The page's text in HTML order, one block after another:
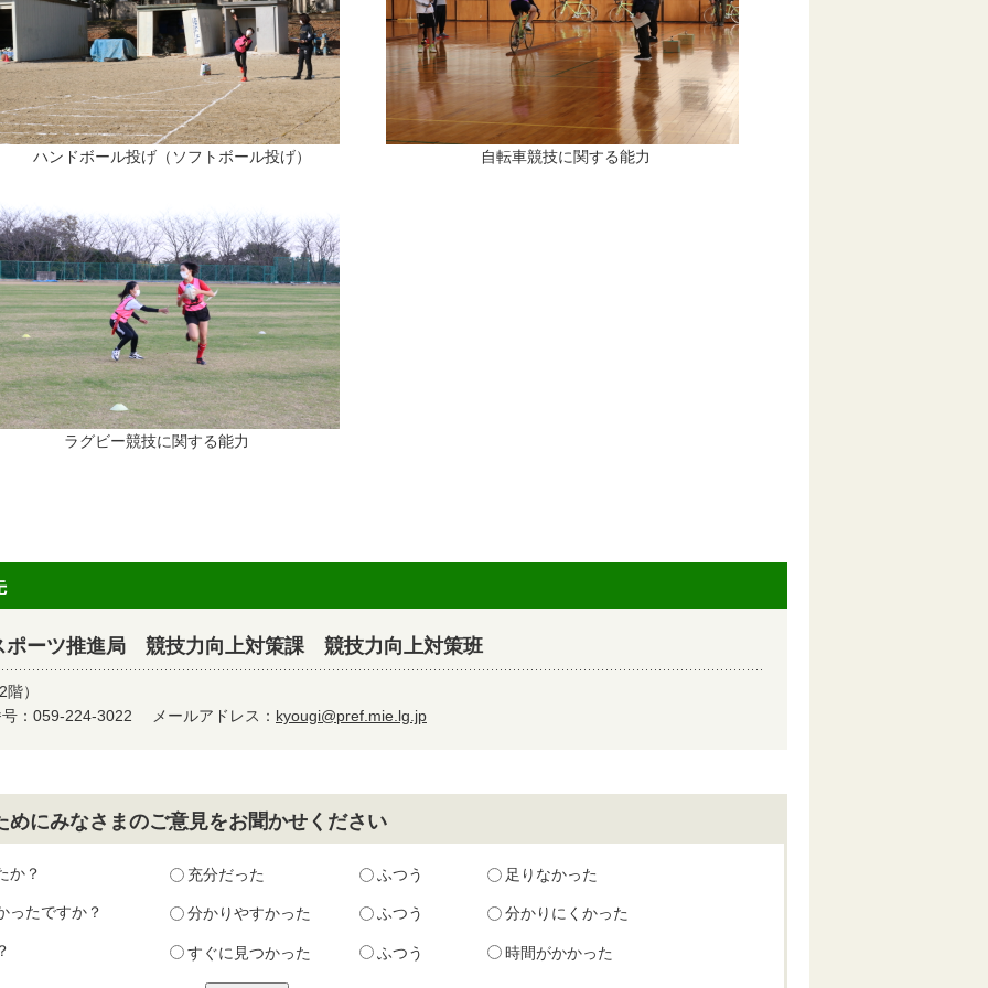
ドボール投げ（ソフトボール投げ） 自転車競技に関する能力
ビー競技に関する能力
ーツ推進局 競技力向上対策課 競技力向上対策班
）
：059-224-3022
メールアドレス： kyougi@pref.mie.lg.jp
にみなさまのご意見をお聞かせください
か？ 充分だった ふつう 足りなかった
ったですか？ 分かりやすかった ふつう 分かりにくかった
すぐに見つかった ふつう 時間がかかった